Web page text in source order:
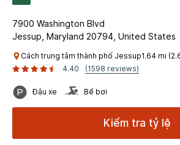
7900 Washington Blvd
Jessup, Maryland 20794, United States
Cách trung tâm thành phố Jessup1.64 mi
4.40
(1598 reviews)
Đậu xe Bể bơi
Kiểm tra tỷ lệ